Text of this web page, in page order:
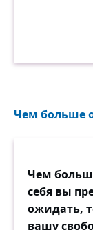
Чем больше
Чем
себя вы
ожидать,
вашу